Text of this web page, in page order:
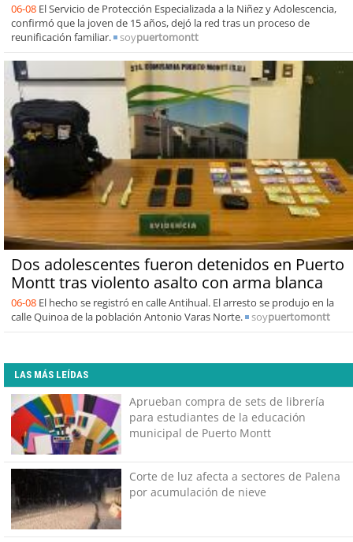
06-08 El Servicio de Protección Especializada a la Niñez y Adolescencia,
confirmó que la joven de 15 años, dejó la red tras un proceso de
reunificación familiar.
soypuertomontt
Dos adolescentes fueron detenidos en Puerto
Montt tras violento asalto con arma blanca
06-08 El hecho se registró en calle Antihual. El arresto se produjo en la
calle Quinoa de la población Antonio Varas Norte.
soypuertomontt
LAS MÁS LEÍDAS
Aprueban compra de sets de librería
para estudiantes de la educación
municipal de Puerto Montt
Corte de luz afecta a sectores de Palena
por acumulación de nieve